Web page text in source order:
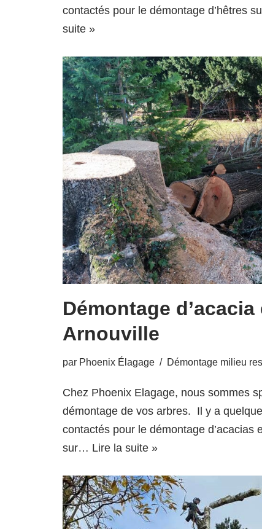
contactés pour le démontage d’hêtres
suite »
Démontage
Arnouville
par Phoenix Élagage Démontage milieu
Chez Phoenix Elagage, nous sommes
démontage de vos arbres. Il y a
contactés pour le démontage d’acacias
sur… Lire la suite »